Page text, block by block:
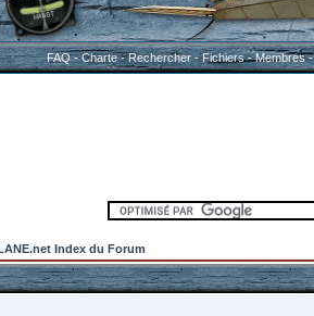
FAQ-Charte-Rechercher-Fichiers-Membres
Index du Forum